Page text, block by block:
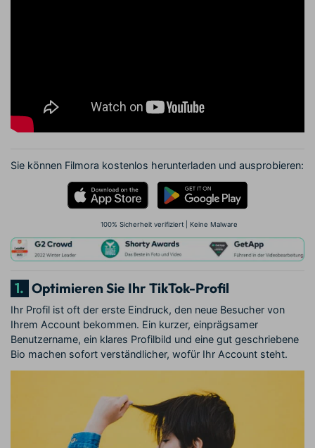
Sie können Filmora kostenlos herunterladen und ausprobieren:
100% Sicherheit verifiziert | Keine Malware
1. Optimieren Sie Ihr TikTok-Profil
Ihr Profil ist oft der erste Eindruck, den neue Besucher von
Ihrem Account bekommen. Ein kurzer, einprägsamer
Benutzername, ein klares Profilbild und eine gut geschriebene
Bio machen sofort verständlicher, wofür Ihr Account steht.